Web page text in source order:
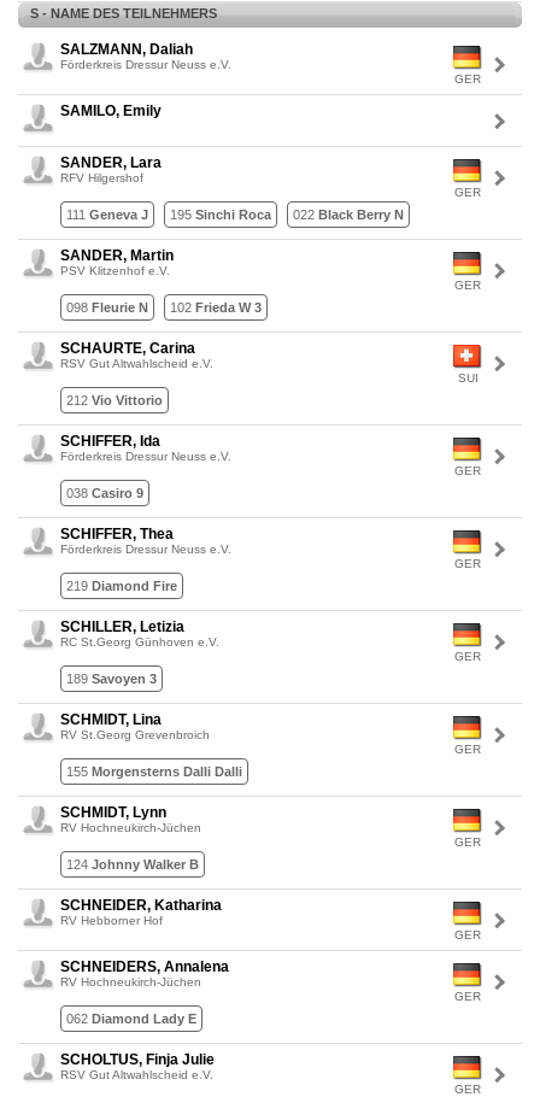
S - NAME DES TEILNEHMERS
GER
SALZMANN, Daliah
Förderkreis Dressur Neuss e.V.
SAMILO, Emily
GER
SANDER, Lara
RFV Hilgershof
111 Geneva J 195 Sinchi Roca 022 Black Berry N
GER
SANDER, Martin
PSV Klitzenhof e.V.
098 Fleurie N 102 Frieda W 3
SUI
SCHAURTE, Carina
RSV Gut Altwahlscheid e.V.
212 Vio Vittorio
GER
SCHIFFER, Ida
Förderkreis Dressur Neuss e.V.
038 Casiro 9
GER
SCHIFFER, Thea
Förderkreis Dressur Neuss e.V.
219 Diamond Fire
GER
SCHILLER, Letizia
RC St.Georg Günhoven e.V.
189 Savoyen 3
GER
SCHMIDT, Lina
RV St.Georg Grevenbroich
155 Morgensterns Dalli Dalli
GER
SCHMIDT, Lynn
RV Hochneukirch-Jüchen
124 Johnny Walker B
GER
SCHNEIDER, Katharina
RV Hebborner Hof
GER
SCHNEIDERS, Annalena
RV Hochneukirch-Jüchen
062 Diamond Lady E
GER
SCHOLTUS, Finja Julie
RSV Gut Altwahlscheid e.V.